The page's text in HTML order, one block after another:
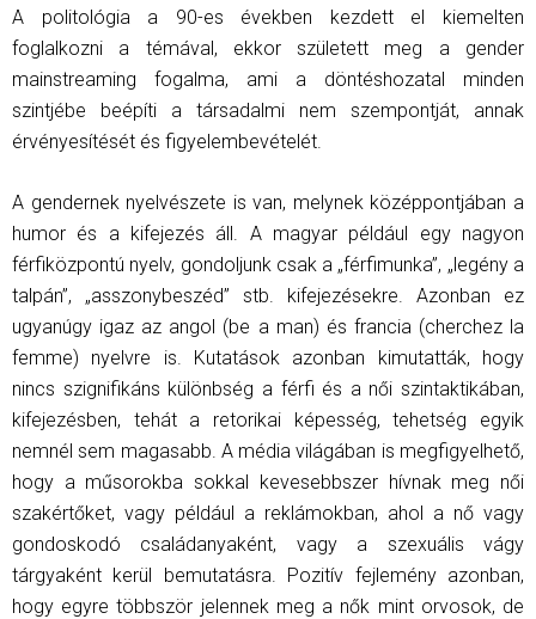
A politológia a 90-es években kezdett el kiemelten
foglalkozni a témával, ekkor született meg a gender
mainstreaming fogalma, ami a döntéshozatal minden
szintjébe beépíti a társadalmi nem szempontját, annak
érvényesítését és figyelembevételét.
A gendernek nyelvészete is van, melynek középpontjában a
humor és a kifejezés áll. A magyar például egy nagyon
férfiközpontú nyelv, gondoljunk csak a „férfimunka”, „legény a
talpán”, „asszonybeszéd” stb. kifejezésekre. Azonban ez
ugyanúgy igaz az angol (be a man) és francia (cherchez la
femme) nyelvre is. Kutatások azonban kimutatták, hogy
nincs szignifikáns különbség a férfi és a női szintaktikában,
kifejezésben, tehát a retorikai képesség, tehetség egyik
nemnél sem magasabb. A média világában is megfigyelhető,
hogy a műsorokba sokkal kevesebbszer hívnak meg női
szakértőket, vagy például a reklámokban, ahol a nő vagy
gondoskodó családanyaként, vagy a szexuális vágy
tárgyaként kerül bemutatásra. Pozitív fejlemény azonban,
hogy egyre többször jelennek meg a nők mint orvosok, de